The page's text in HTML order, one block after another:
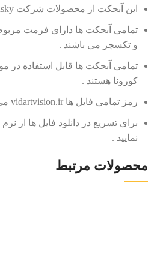
این آبجکت از محصولات شرکت 3dsky می باشد .
تمامی آبجکت ها دارای فرمت
و تکسچر می باشند .
تمامی آبجکت ها قابل استفاده در
کورونا هستند .
رمز تمامی فایل ها vidartvision.ir می باشد .
نمایید .
محصولات مرتبط